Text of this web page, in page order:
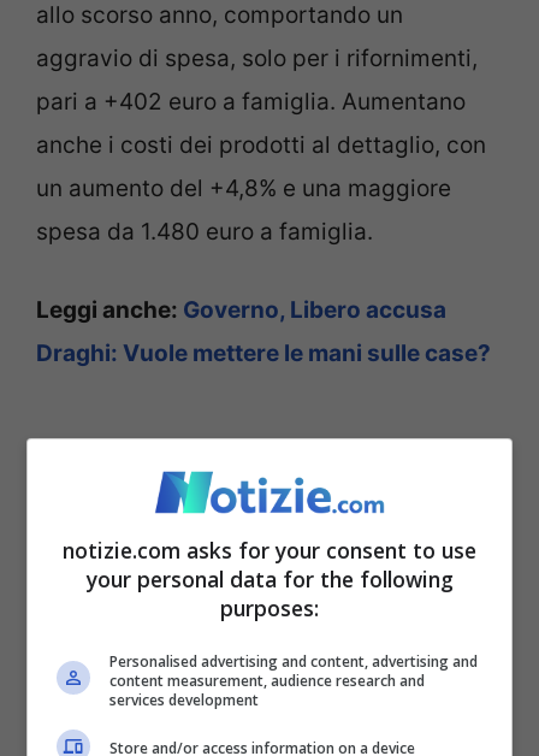
allo scorso anno, comportando un
aggravio di spesa, solo per i rifornimenti,
pari a +402 euro a famiglia. Aumentano
anche i costi dei prodotti al dettaglio, con
un aumento del +4,8% e una maggiore
spesa da 1.480 euro a famiglia.
Leggi anche: Governo, Libero accusa
Draghi: Vuole mettere le mani sulle case?
“Luce, gas, benzina, prezzi al dettaglio e
materie prime causeranno un maggior
esborso solo per i consumatori stimabile,
euro, e un aggravio di spesa totale pari a
circa 3.019 euro a famiglia a fine 2022.
notizie.com asks for your consent to use
your personal data for the following
purposes:
Personalised advertising and content, advertising and
content measurement, audience research and
services development
Store and/or access information on a device